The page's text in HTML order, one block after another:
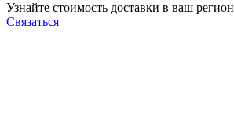
Узнайте стоимость доставки в ваш регион
Связаться